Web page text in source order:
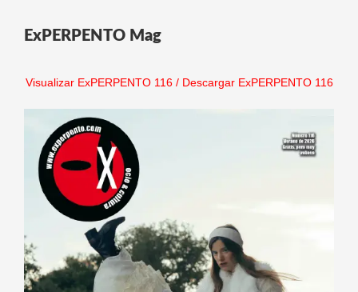
ExPERPENTO Mag
Visualizar ExPERPENTO 116/ Descargar ExPERPENTO 116